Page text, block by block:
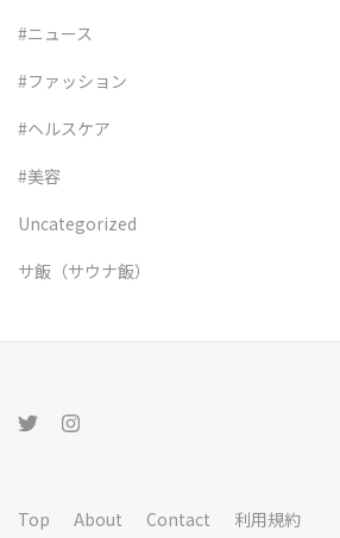
#ニュース
#ファッション
#ヘルスケア
#美容
Uncategorized
サ飯（サウナ飯）
Top About Contact 利用規約